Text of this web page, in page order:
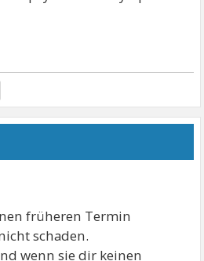
früheren Termin
schaden.
wenn sie dir keinen